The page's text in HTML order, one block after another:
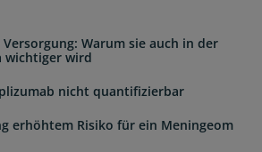
Warum sie auch in der
wichtiger wird
nicht quantifizierbar
erhöhtem Risiko für ein Meningeom